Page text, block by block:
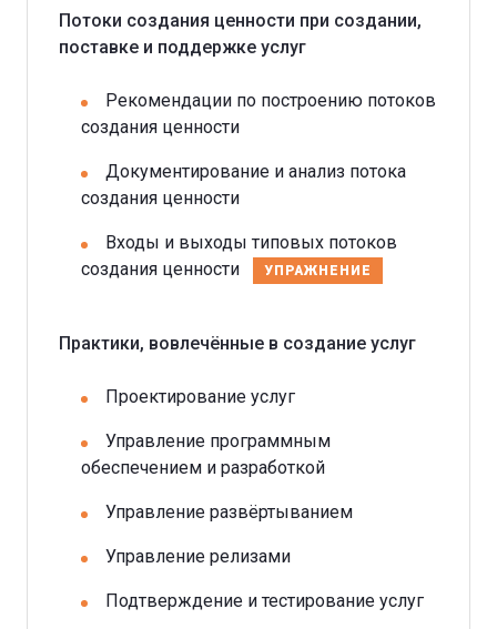
Потоки создания ценности при создании,
поставке и поддержке услуг
Рекомендации по построению потоков
создания ценности
Документирование и анализ потока
создания ценности
Входы и выходы типовых потоков
создания ценности
УПРАЖНЕНИЕ
Практики, вовлечённые в создание услуг
Проектирование услуг
Управление программным
обеспечением и разработкой
Управление развёртыванием
Управление релизами
Подтверждение и тестирование услуг